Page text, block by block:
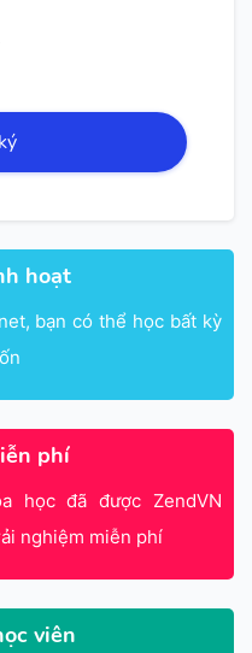
hoạt
bạn có thể học bất kỳ
phí
học đã được ZendVN
nghiệm miễn phí
viên